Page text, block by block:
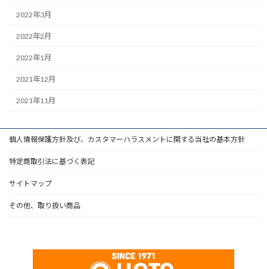
2022年3月
2022年2月
2022年1月
2021年12月
2021年11月
個人情報保護方針及び、カスタマーハラスメントに関する当社の基本方針
特定商取引法に基づく表記
サイトマップ
その他、取り扱い商品